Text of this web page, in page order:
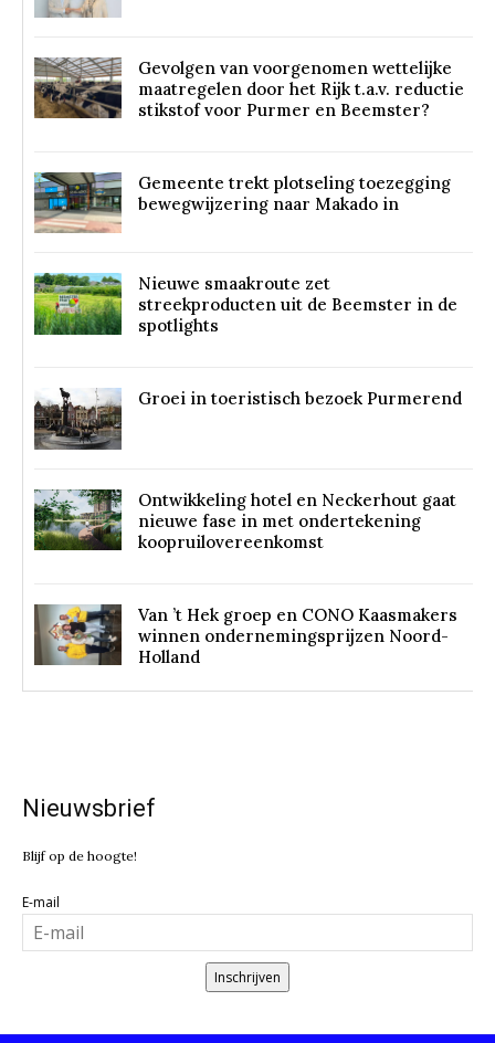
Gevolgen van voorgenomen wettelijke
maatregelen door het Rijk t.a.v. reductie
stikstof voor Purmer en Beemster?
Gemeente trekt plotseling toezegging
bewegwijzering naar Makado in
Nieuwe smaakroute zet
streekproducten uit de Beemster in de
spotlights
Groei in toeristisch bezoek Purmerend
Ontwikkeling hotel en Neckerhout gaat
nieuwe fase in met ondertekening
koopruilovereenkomst
Van ’t Hek groep en CONO Kaasmakers
winnen ondernemingsprijzen Noord-
Holland
Nieuwsbrief
Blijf op de hoogte!
E-mail
Inschrijven